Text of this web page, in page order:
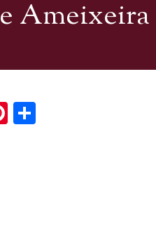
Pinterest